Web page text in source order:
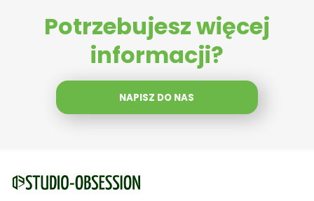
Potrzebujesz więcej
informacji?
NAPISZ DO NAS